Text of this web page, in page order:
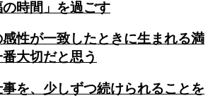
時間」を過ごす
性が一致したときに生まれる満
大切だと思う
を、少しずつ続けられることを